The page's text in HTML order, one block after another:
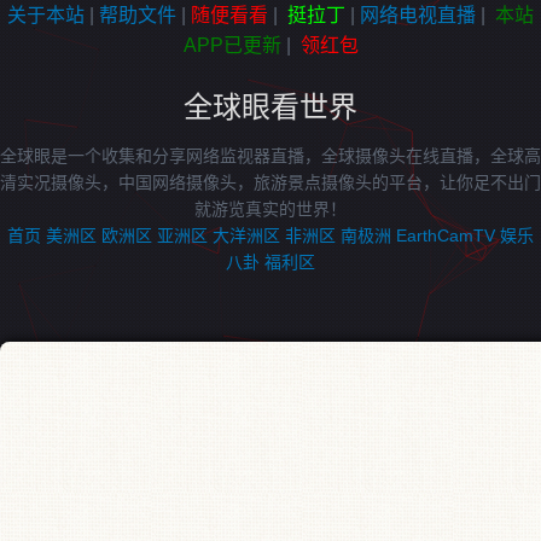
关于本站 帮助文件 随便看看 挺拉丁 网络电视直播
本站
APP已更新| 领红包
全球眼看世界
全球眼是一个收集和分享网络监视器直播，全球摄像头在线直播，全球高
清实况摄像头，中国网络摄像头，旅游景点摄像头的平台，让你足不出门
就游览真实的世界！
首页 美洲区 欧洲区 亚洲区 大洋洲区 非洲区 南极洲 EarthCamTV 娱乐
八卦 福利区